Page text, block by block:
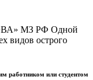
МЗ РФ Одной
видов острого
работником или студентом